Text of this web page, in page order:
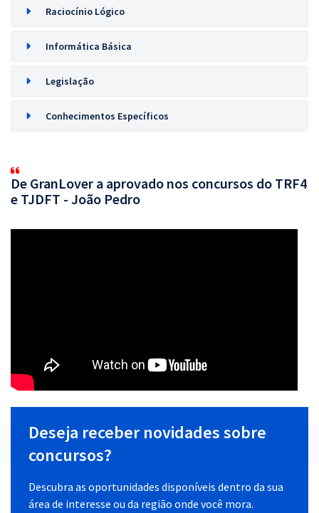
Raciocínio Lógico
Informática Básica
Legislação
Conhecimentos Específicos
De GranLover a aprovado nos concursos do TRF4
e TJDFT - João Pedro
Deseja receber novidades sobre
concursos?
Descubra as oportunidades disponíveis dentro da sua
área de interesse ou da região onde você mora.